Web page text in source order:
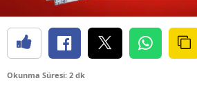
Okunma Süresi: 2 dk